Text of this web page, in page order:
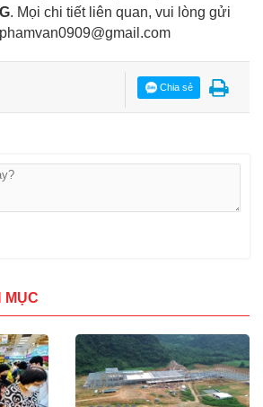
. Mọi chi tiết liên quan, vui lòng gửi
phamvan0909@gmail.com
Chia sẻ
MỤC